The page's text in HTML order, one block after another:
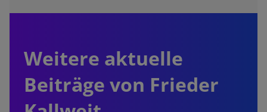
Weitere aktuelle
Beiträge von Frieder